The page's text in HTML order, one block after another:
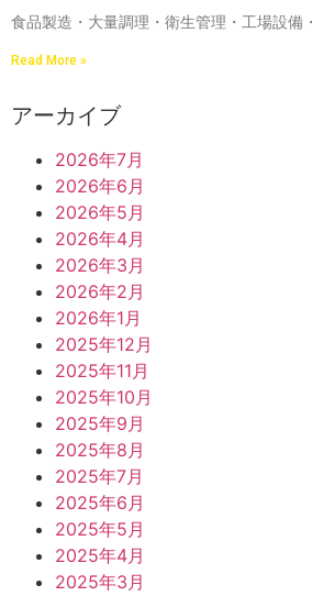
食品製造・大量調理・衛生管理・工場設備
Read More »
アーカイブ
2026年7月
2026年6月
2026年5月
2026年4月
2026年3月
2026年2月
2026年1月
2025年12月
2025年11月
2025年10月
2025年9月
2025年8月
2025年7月
2025年6月
2025年5月
2025年4月
2025年3月